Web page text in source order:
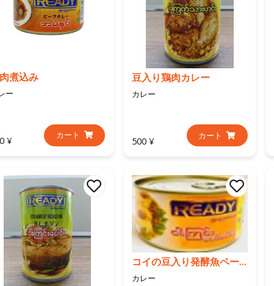
煮込み
ー
¥ カート
豆入り鶏肉カレー
カレー
500 ¥ カート
コイの豆入り発酵魚ペースト蒸し
カレー